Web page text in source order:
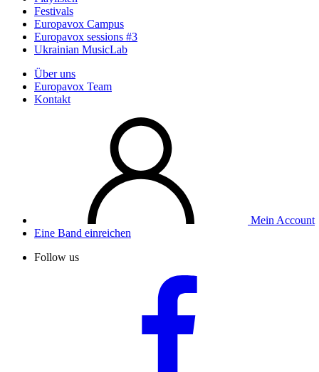
Festivals
Europavox Campus
Europavox sessions #3
Ukrainian MusicLab
Über uns
Europavox Team
Kontakt
Mein Account
Eine Band einreichen
Follow us